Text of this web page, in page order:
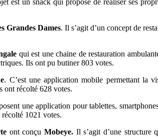
est un snack qui propose de réaliser ses
Grandes Dames. Il s’agit d’un concept de
qui est une chaine de restauration
Ils ont pu butiner 803 votes.
. C’est une application mobile permettant la
ont récolté 628 votes.
une application pour tablettes,
1021 votes.
ont conçuMobeye. Il s’agit d’une structure